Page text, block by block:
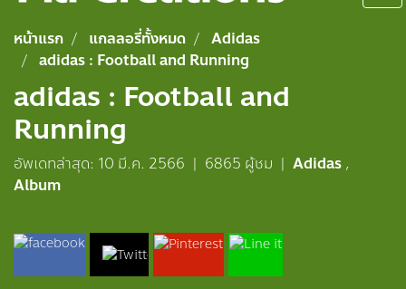
หน้าแรก แกลลอรี่ทั้งหมด
Adidas
adidas : Football and Running
adidas : Football and
Running
อัพเดทล่าสุด: 10 มี.ค. 2566 | 6865 ผู้ชม | Adidas ,
Album